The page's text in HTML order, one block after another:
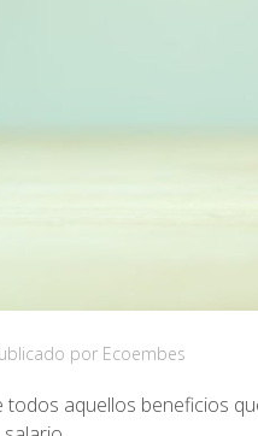
por Ecoembes
todos aquellos beneficios